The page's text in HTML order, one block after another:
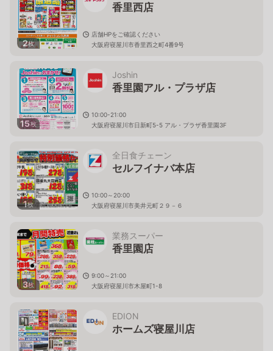
2枚
香里西店
店舗HPをご確認ください
大阪府寝屋川市香里西之町4番9号
15枚
Joshin
香里園アル・プラザ店
10:00-21:00
大阪府寝屋川市日新町5-5 アル・プラザ香里園3F
1枚
全日食チェーン
セルフイナバ本店
10:00～20:00
大阪府寝屋川市美井元町２９－６
3枚
業務スーパー
香里園店
9:00～21:00
大阪府寝屋川市木屋町1-8
EDION
ホームズ寝屋川店